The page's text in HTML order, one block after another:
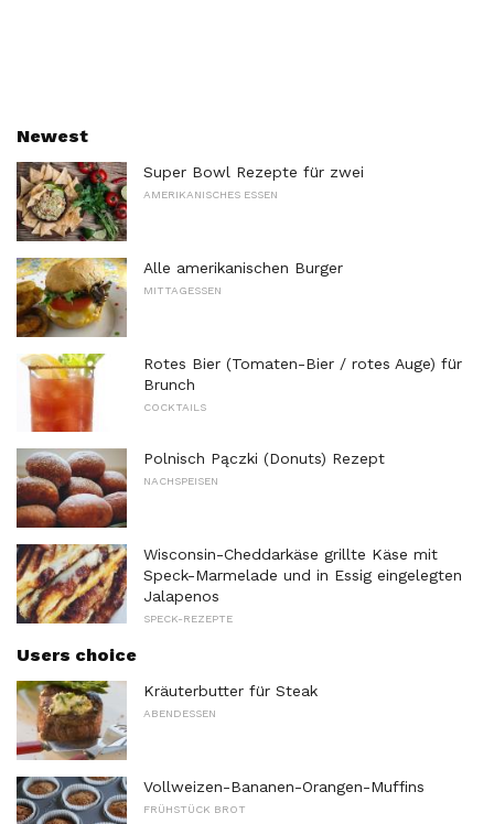
Newest
Super Bowl Rezepte für zwei
AMERIKANISCHES ESSEN
Alle amerikanischen Burger
MITTAGESSEN
Rotes Bier (Tomaten-Bier / rotes Auge) für
Brunch
COCKTAILS
Polnisch Pączki (Donuts) Rezept
NACHSPEISEN
Wisconsin-Cheddarkäse grillte Käse mit
Speck-Marmelade und in Essig eingelegten
Jalapenos
SPECK-REZEPTE
Users choice
Kräuterbutter für Steak
ABENDESSEN
Vollweizen-Bananen-Orangen-Muffins
FRÜHSTÜCK BROT